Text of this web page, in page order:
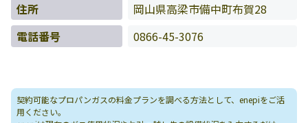
住所
岡山県高梁市備中町布賀28
電話番号
0866-45-3076
契約可能なプロパンガスの料金プランを調べる方法として、enepiをご活
用ください。